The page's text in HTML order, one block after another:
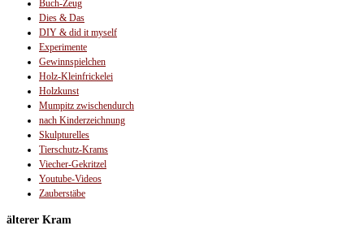
Buch-Zeug
Dies & Das
DIY & did it myself
Experimente
Gewinnspielchen
Holz-Kleinfrickelei
Holzkunst
Mumpitz zwischendurch
nach Kinderzeichnung
Skulpturelles
Tierschutz-Krams
Viecher-Gekritzel
Youtube-Videos
Zauberstäbe
älterer Kram